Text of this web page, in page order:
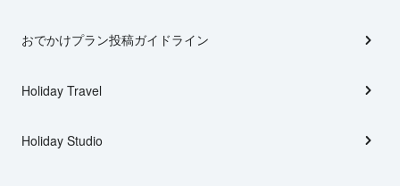
おでかけプラン投稿ガイドライン
Holiday Travel
Holiday Studio